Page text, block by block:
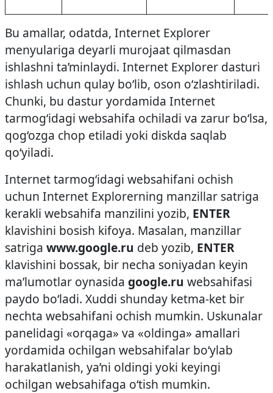
Bu amallar, odatda, Internet Explorer
menyulariga deyarli murojaat qilmasdan
ishlashni ta’minlaydi. Internet Explorer dasturi
ishlash uchun qulay bo‘lib, oson o‘zlashtiriladi.
Chunki, bu dastur yordamida Internet
tarmog‘idagi web­sahifa ochiladi va zarur bo‘lsa,
qog‘ozga chop etiladi yoki diskda saqlab
qo‘yiladi.
Internet tarmog‘idagi web­sahifani ochish
uchun Internet Explorerning manzillar satriga
kerakli web­sahifa manzilini yozib, ENTER
klavishini bosish kifoya. Masalan, manzillar
satriga www.google.ru deb yozib, ENTER
klavishini bossak, bir necha soniyadan keyin
ma’lumotlar oynasida google.ru web­sahifasi
paydo bo‘ladi. Xuddi shunday ketma-­ket bir
nechta web­sahifani ochish mumkin. Uskunalar
panelidagi «orqaga» va «oldinga» amallari
yordamida ochilgan web­sahifalar bo‘ylab
harakatlanish, ya’ni oldingi yoki keyingi
ochilgan web­sahifaga o‘tish mumkin.